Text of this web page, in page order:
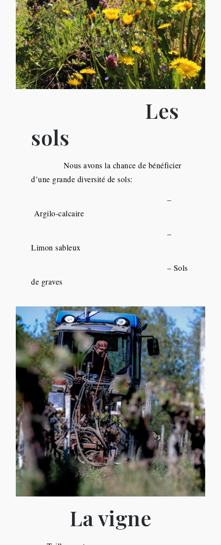
Les
sols
Nous avons la chance de bénéficier
d’une grande diversité de sols:
–
Argilo-calcaire
–
Limon sableux
– Sols
de graves
La vigne